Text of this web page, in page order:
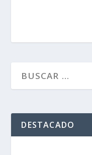
DESTACADO